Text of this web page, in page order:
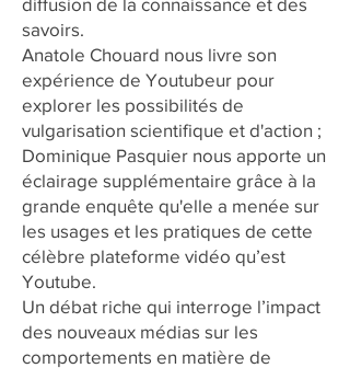
savoirs.
Anatole Chouard nous livre son
expérience de Youtubeur pour
explorer les possibilités de
vulgarisation scientifique et d'action ;
Dominique Pasquier nous apporte un
éclairage supplémentaire grâce à la
grande enquête qu'elle a menée sur
les usages et les pratiques de cette
célèbre plateforme vidéo qu’est
Youtube.
Un débat riche qui interroge l’impact
des nouveaux médias sur les
comportements en matière de